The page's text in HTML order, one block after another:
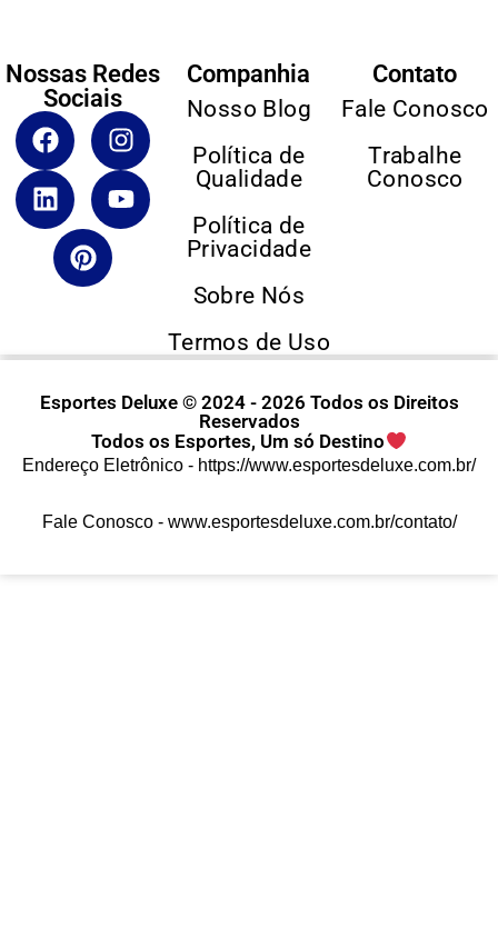
Nossas Redes
Sociais
Companhia
Nosso Blog
Política de
Qualidade
Política de
Privacidade
Sobre Nós
Termos de Uso
Contato
Fale Conosco
Trabalhe
Conosco
Esportes Deluxe © 2024 - 2026 Todos os Direitos
Reservados
Todos os Esportes, Um só Destino
Endereço Eletrônico - https://www.esportesdeluxe.com.br/
Fale Conosco - www.esportesdeluxe.com.br/contato/